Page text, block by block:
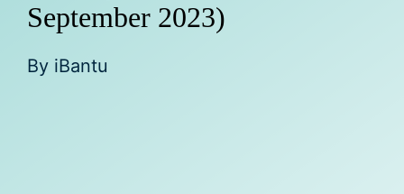
September 2023)
By iBantu